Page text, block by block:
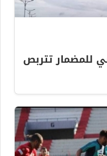
للمضمار تتربص